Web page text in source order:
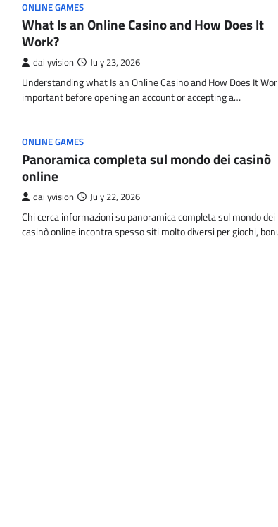
ONLINE GAMES
What Is an Online Casino and How Does It
Work?
dailyvision July 23, 2026
Understanding what Is an Online Casino and How Does It
important before opening an account or accepting a…
ONLINE GAMES
Panoramica completa sul mondo dei casinò
online
dailyvision July 22, 2026
Chi cerca informazioni su panoramica completa sul mondo dei
casinò online incontra spesso siti molto diversi per giochi,